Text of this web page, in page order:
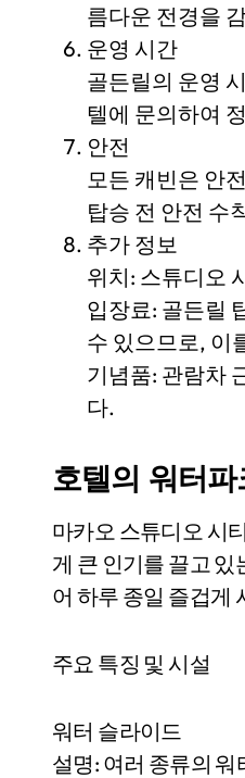
름다운 전경을
운영 시간
골든릴의 운영
텔에 문의하여
안전
모든 캐빈은 안
탑승 전 안전 수
추가 정보
위치: 스튜디오
입장료: 골든릴
수 있으므로, 이
기념품: 관람차
다.
호텔의 워터파
마카오 스튜디오 시
게 큰 인기를 끌고
어 하루 종일 즐겁게
주요 특징 및 시설
워터 슬라이드
설명: 여러 종류의